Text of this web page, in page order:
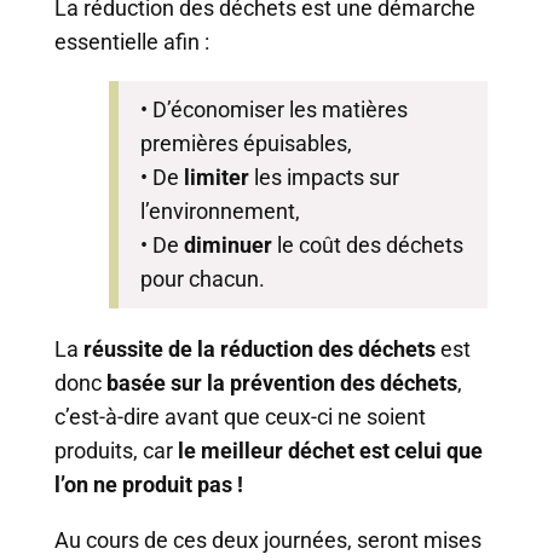
La réduction des déchets est une démarche
essentielle afin :
• D’économiser les matières
premières épuisables,
• De limiterles impacts sur
l’environnement,
• De diminuerle coût des déchets
pour chacun.
La réussite de la réduction des déchetsest
donc basée sur la prévention des déchets,
c’est-à-dire avant que ceux-ci ne soient
produits, car le meilleur déchet est celui que
l’on ne produit pas !
Au cours de ces deux journées, seront mises